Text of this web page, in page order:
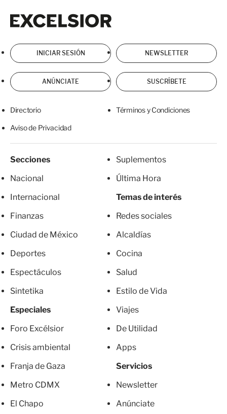
INICIAR SESIÓN NEWSLETTER
ANÚNCIATE SUSCRÍBETE
Directorio Términos y Condiciones
Aviso de Privacidad
Secciones
Nacional
Internacional
Finanzas
Ciudad de México
Deportes
Espectáculos
Sintetika
Especiales
Foro Excélsior
Crisis ambiental
Franja de Gaza
Metro CDMX
El Chapo
Suplementos
Última Hora
Temas de interés
Redes sociales
Alcaldías
Cocina
Salud
Estilo de Vida
Viajes
De Utilidad
Apps
Servicios
Newsletter
Anúnciate